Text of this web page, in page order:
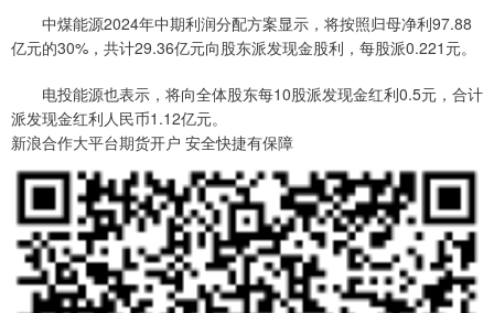
中煤能源2024年中期利润分配方案显示，将按照归母净利97.88
亿元的30%，共计29.36亿元向股东派发现金股利，每股派0.221元。
电投能源也表示，将向全体股东每10股派发现金红利0.5元，合计
派发现金红利人民币1.12亿元。
新浪合作大平台期货开户 安全快捷有保障